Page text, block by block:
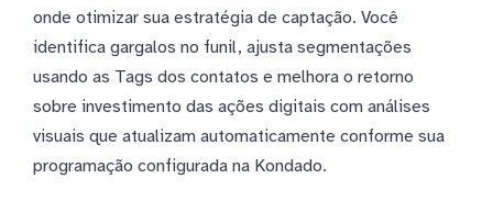
onde otimizar sua estratégia de captação. Você
identifica gargalos no funil, ajusta segmentações
usando as Tags dos contatos e melhora o retorno
sobre investimento das ações digitais com análises
visuais que atualizam automaticamente conforme sua
programação configurada na Kondado.